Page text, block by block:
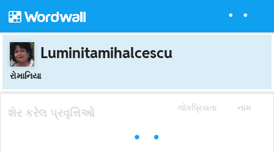
Luminitamihalcescu
રોમાનિયા
લોકપ્રિયતા નામ
શેર કરેલ પ્રવૃત્તિઓ